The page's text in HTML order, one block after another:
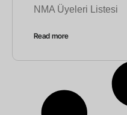
NMA Üyeleri Listesi
Read more